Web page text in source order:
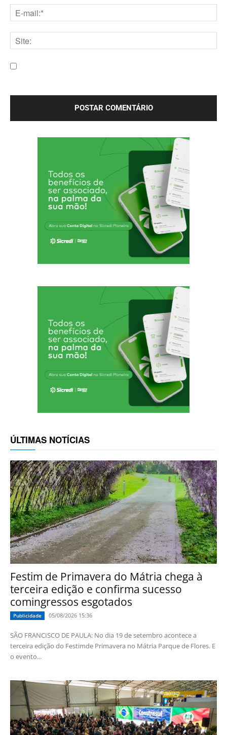
mail:*
ÚLTIMAS NOTÍCIAS
Festim de Primavera do Mátria chega à
terceira edição e confirma sucesso
comingressos esgotados
Publicidade 05/08/2026 15:36
SÃO FRANCISCO DE PAULA: No dia 19 de setembro acontece a
terceira edição do Festimde Primavera no Mátria Parque de Flores. E
o evento...